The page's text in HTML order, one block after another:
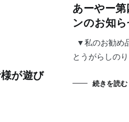
あーやー
ンのお知
▼私のお勧め
とうがらしのり
続きを読む
が遊び